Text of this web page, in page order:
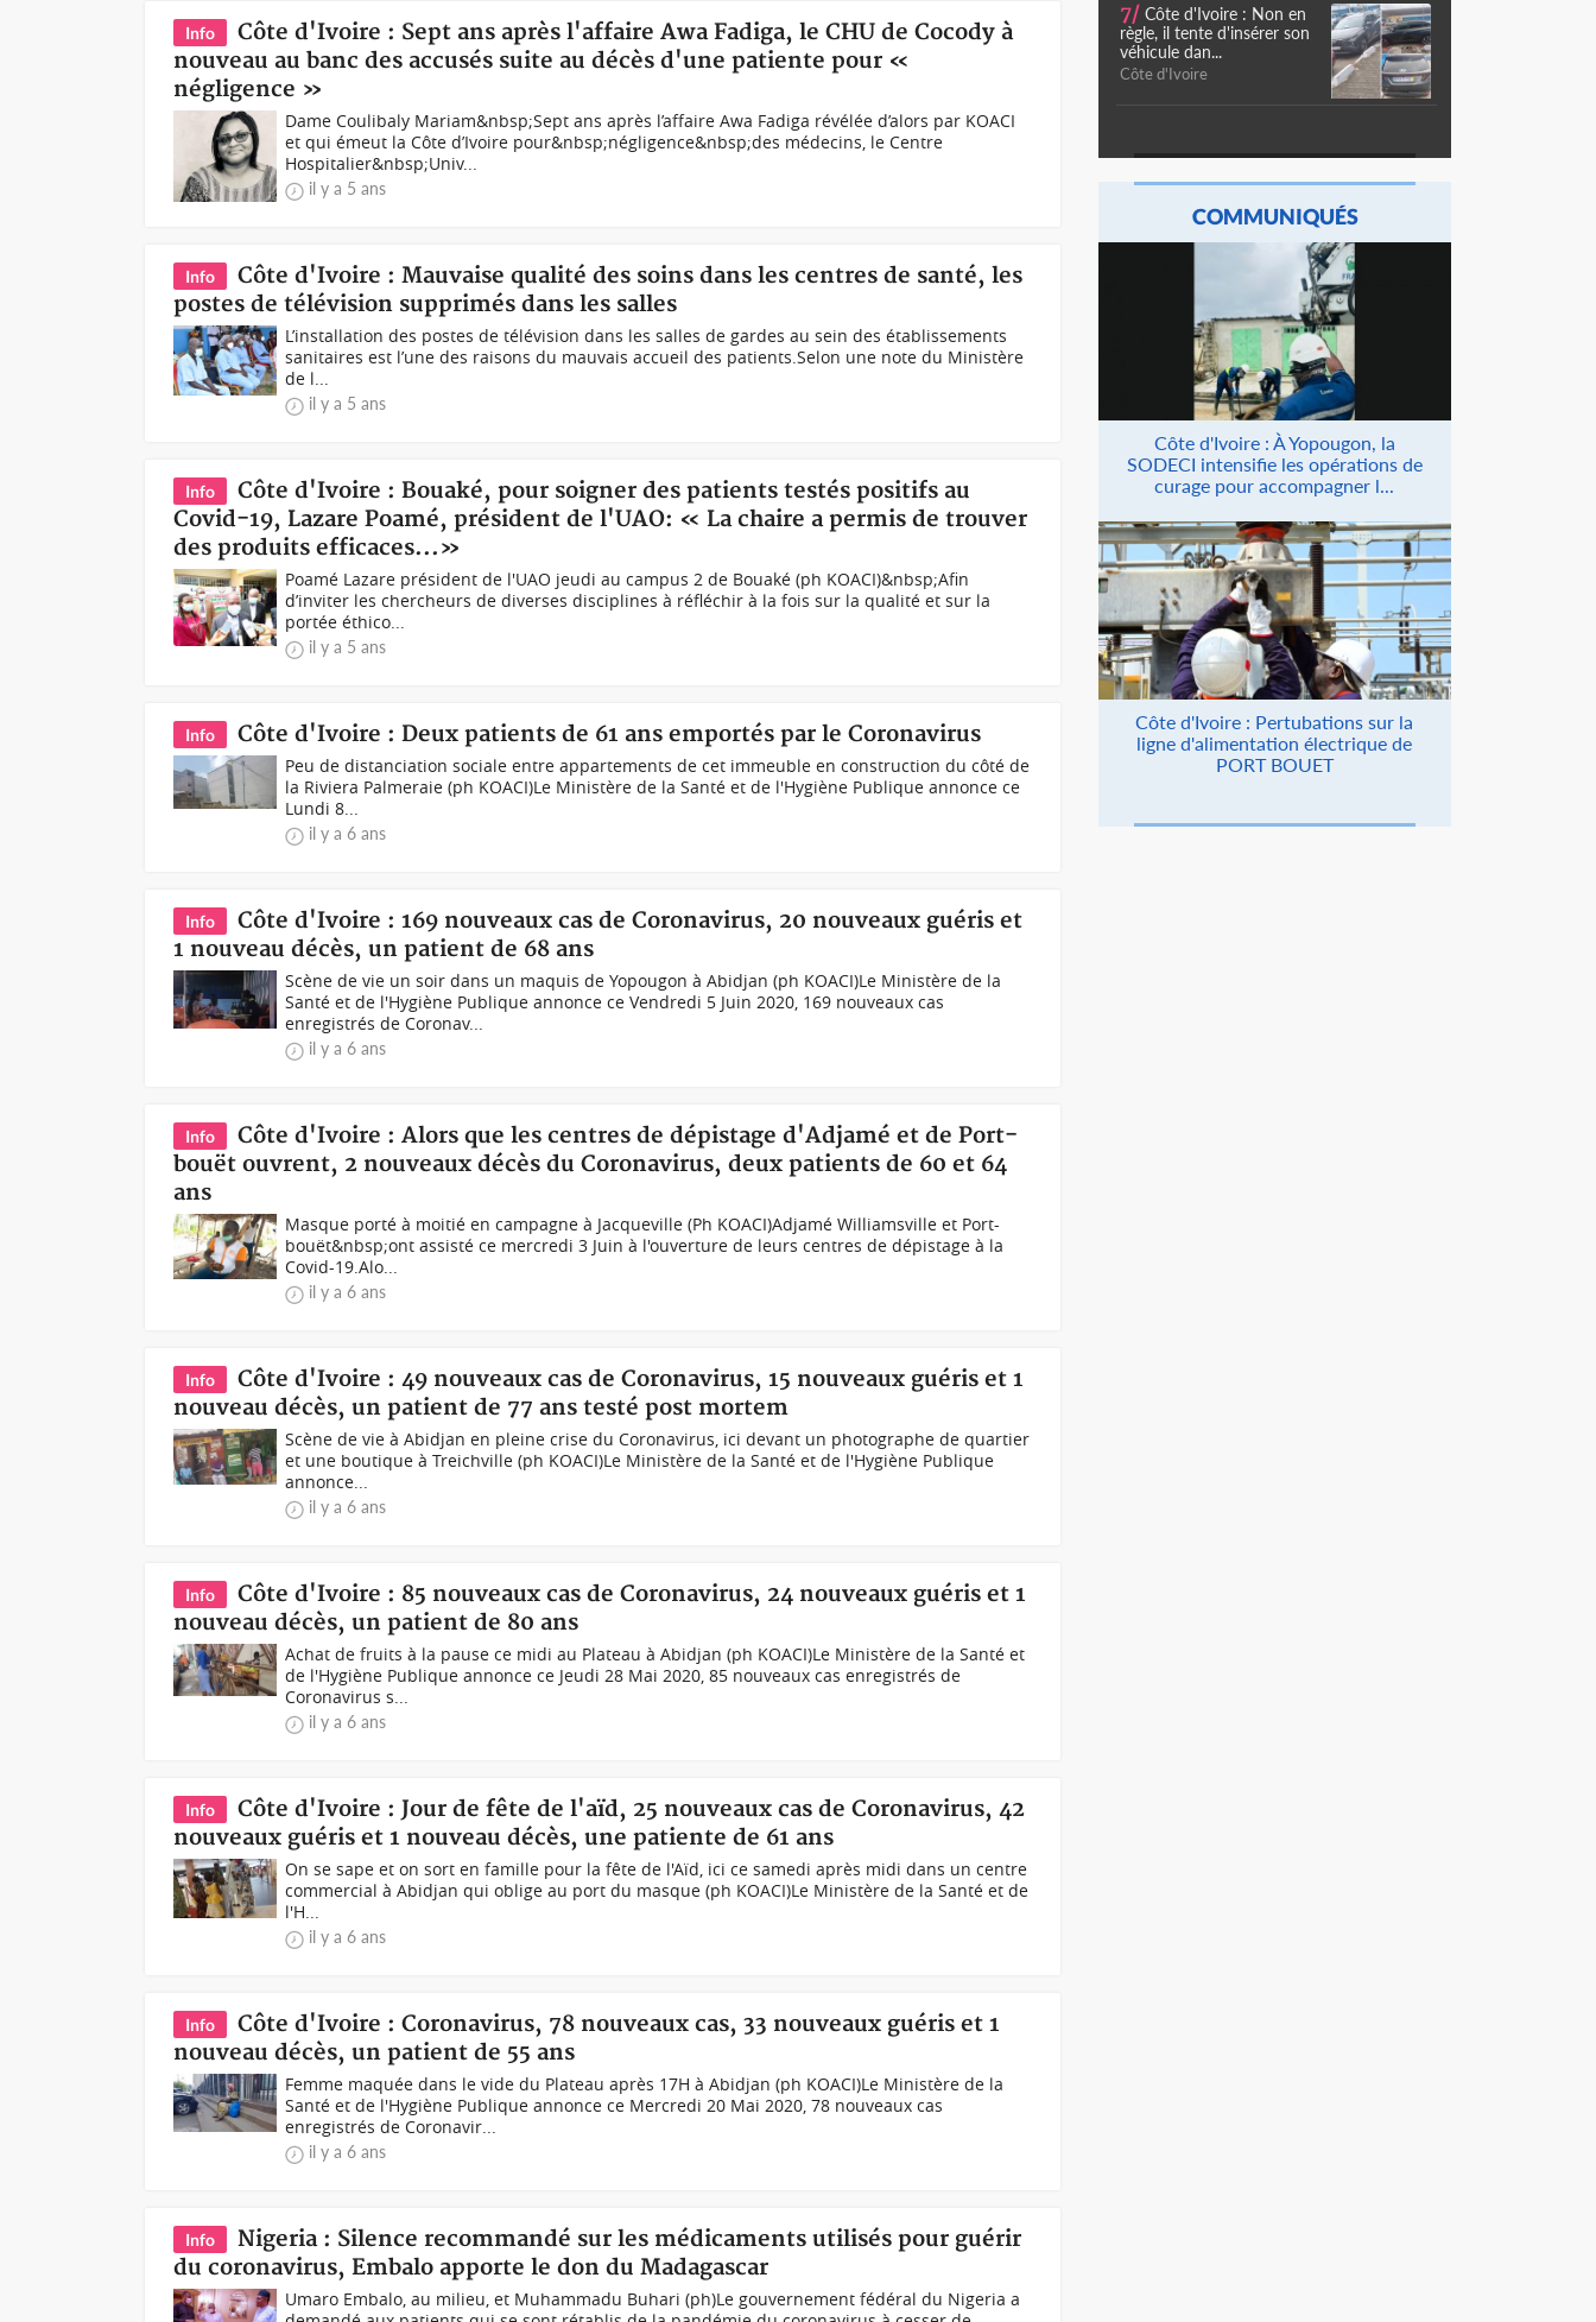
Info
Côte d'Ivoire : Sept ans après l'affaire Awa Fadiga, le CHU de Cocody à
nouveau au banc des accusés suite au décès d'une patiente pour «
négligence »
Dame Coulibaly Mariam&nbsp;Sept ans après l’affaire Awa Fadiga révélée d’alors par KOACI
et qui émeut la Côte d’Ivoire pour&nbsp;négligence&nbsp;des médecins, le Centre
Hospitalier&nbsp;Univ...
il y a 5 ans
Info
Côte d'Ivoire : Mauvaise qualité des soins dans les centres de santé, les
postes de télévision supprimés dans les salles
L’installation des postes de télévision dans les salles de gardes au sein des établissements
sanitaires est l’une des raisons du mauvais accueil des patients.Selon une note du Ministère
de l...
il y a 5 ans
Info
Côte d'Ivoire : Bouaké, pour soigner des patients testés positifs au
Covid-19, Lazare Poamé, président de l'UAO: « La chaire a permis de trouver
des produits efficaces...»
Poamé Lazare président de l'UAO jeudi au campus 2 de Bouaké (ph KOACI)&nbsp;Afin
d’inviter les chercheurs de diverses disciplines à réfléchir à la fois sur la qualité et sur la
portée éthico...
il y a 5 ans
Info Côte d'Ivoire : Deux patients de 61 ans emportés par le Coronavirus
Peu de distanciation sociale entre appartements de cet immeuble en construction du côté de
la Riviera Palmeraie (ph KOACI)Le Ministère de la Santé et de l'Hygiène Publique annonce ce
Lundi 8...
il y a 6 ans
Info
Côte d'Ivoire : 169 nouveaux cas de Coronavirus, 20 nouveaux guéris et
1 nouveau décès, un patient de 68 ans
Scène de vie un soir dans un maquis de Yopougon à Abidjan (ph KOACI)Le Ministère de la
Santé et de l'Hygiène Publique annonce ce Vendredi 5 Juin 2020, 169 nouveaux cas
enregistrés de Coronav...
il y a 6 ans
Info
Côte d'Ivoire : Alors que les centres de dépistage d'Adjamé et de Port-
bouët ouvrent, 2 nouveaux décès du Coronavirus, deux patients de 60 et 64
ans
Masque porté à moitié en campagne à Jacqueville (Ph KOACI)Adjamé Williamsville et Port-
bouët&nbsp;ont assisté ce mercredi 3 Juin à l'ouverture de leurs centres de dépistage à la
Covid-19.Alo...
il y a 6 ans
Info
Côte d'Ivoire : 49 nouveaux cas de Coronavirus, 15 nouveaux guéris et 1
nouveau décès, un patient de 77 ans testé post mortem
Scène de vie à Abidjan en pleine crise du Coronavirus, ici devant un photographe de quartier
et une boutique à Treichville (ph KOACI)Le Ministère de la Santé et de l'Hygiène Publique
annonce...
il y a 6 ans
Info
Côte d'Ivoire : 85 nouveaux cas de Coronavirus, 24 nouveaux guéris et 1
nouveau décès, un patient de 80 ans
Achat de fruits à la pause ce midi au Plateau à Abidjan (ph KOACI)Le Ministère de la Santé et
de l'Hygiène Publique annonce ce Jeudi 28 Mai 2020, 85 nouveaux cas enregistrés de
Coronavirus s...
il y a 6 ans
Info
Côte d'Ivoire : Jour de fête de l'aïd, 25 nouveaux cas de Coronavirus, 42
nouveaux guéris et 1 nouveau décès, une patiente de 61 ans
On se sape et on sort en famille pour la fête de l'Aïd, ici ce samedi après midi dans un centre
commercial à Abidjan qui oblige au port du masque (ph KOACI)Le Ministère de la Santé et de
l'H...
il y a 6 ans
Info
Côte d'Ivoire : Coronavirus, 78 nouveaux cas, 33 nouveaux guéris et 1
nouveau décès, un patient de 55 ans
Femme maquée dans le vide du Plateau après 17H à Abidjan (ph KOACI)Le Ministère de la
Santé et de l'Hygiène Publique annonce ce Mercredi 20 Mai 2020, 78 nouveaux cas
enregistrés de Coronavir...
il y a 6 ans
Info
Nigeria : Silence recommandé sur les médicaments utilisés pour guérir
du coronavirus, Embalo apporte le don du Madagascar
Umaro Embalo, au milieu, et Muhammadu Buhari (ph)Le gouvernement fédéral du Nigeria a
7/ Côte d'Ivoire : Non en
règle, il tente d'insérer son
véhicule dan...
Côte d'Ivoire
COMMUNIQUÉS
Côte d'Ivoire : À Yopougon, la
SODECI intensifie les opérations de
curage pour accompagner l...
Côte d'Ivoire : Pertubations sur la
ligne d'alimentation électrique de
PORT BOUET